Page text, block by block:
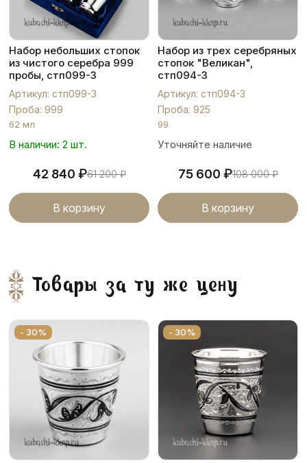
Набор небольших стопок
из чистого серебра 999
пробы, стп099-3
Артикул: стп099-3
Проба: 999
62 мл
В наличии: 2 шт.
42 840 ₽61 200₽
В корзину
Набор из трех серебряных
стопок "Великан",
стп094-3
Артикул: стп094-3
Проба: 925
99
Уточняйте наличие
75 600 ₽108 000₽
В корзину
Товары за ту же цену
- 30% - 30%